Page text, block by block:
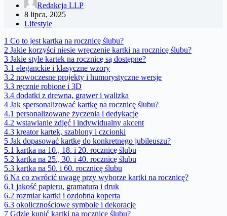
Redakcja LLP
8 lipca, 2025
Lifestyle
1 Co to jest kartka na rocznicę ślubu?
2 Jakie korzyści niesie wręczenie kartki na rocznicę ślubu?
3 Jakie style kartek na rocznicę są dostępne?
3.1 eleganckie i klasyczne wzory
3.2 nowoczesne projekty i humorystyczne wersje
3.3 ręcznie robione i 3D
3.4 dodatki z drewna, grawer i walizka
4 Jak spersonalizować kartkę na rocznicę ślubu?
4.1 personalizowane życzenia i dedykacje
4.2 wstawianie zdjęć i indywidualny akcent
4.3 kreator kartek, szablony i czcionki
5 Jak dopasować kartkę do konkretnego jubileuszu?
5.1 kartka na 10., 18. i 20. rocznicę ślubu
5.2 kartka na 25., 30. i 40. rocznicę ślubu
5.3 kartka na 50. i 60. rocznicę ślubu
6 Na co zwrócić uwagę przy wyborze kartki na rocznicę?
6.1 jakość papieru, gramatura i druk
6.2 rozmiar kartki i ozdobna koperta
6.3 okolicznościowe symbole i dekoracje
7 Gdzie kupić kartki na rocznicę ślubu?